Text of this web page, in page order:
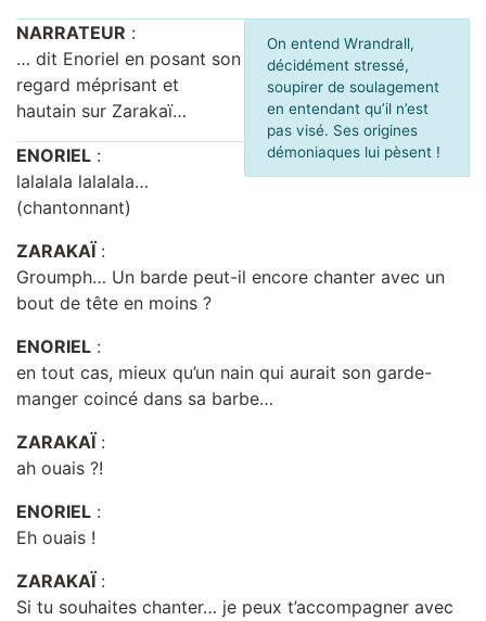
On entend Wrandrall,
décidément stressé,
soupirer de soulagement
en entendant qu’il n’est
pas visé. Ses origines
démoniaques lui pèsent !
NARRATEUR :
… dit Enoriel en posant son
regard méprisant et
hautain sur Zarakaï…
ENORIEL :
lalalala lalalala…
(chantonnant)
ZARAKAÏ :
Groumph… Un barde peut-il encore chanter avec un
bout de tête en moins ?
ENORIEL :
en tout cas, mieux qu’un nain qui aurait son garde-
manger coincé dans sa barbe…
ZARAKAÏ :
ah ouais ?!
ENORIEL :
Eh ouais !
ZARAKAÏ :
Si tu souhaites chanter… je peux t’accompagner avec